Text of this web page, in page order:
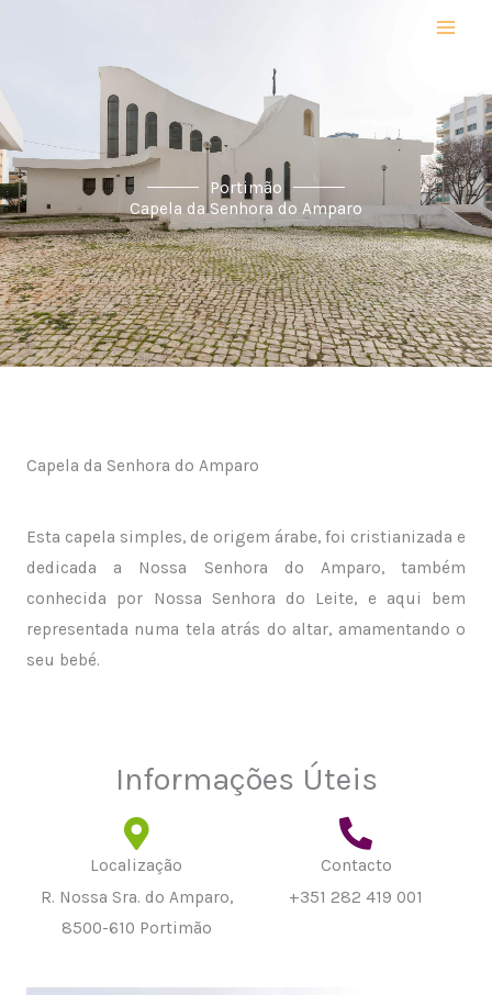
Portimão
Capela da Senhora do Amparo
Capela da Senhora do Amparo
Esta capela simples, de origem árabe, foi cristianizada e
dedicada a Nossa Senhora do Amparo, também
conhecida por Nossa Senhora do Leite, e aqui bem
representada numa tela atrás do altar, amamentando o
seu bebé.
Informações Úteis
Localização
R. Nossa Sra. do Amparo,
8500-610 Portimão
Contacto
+351 282 419 001